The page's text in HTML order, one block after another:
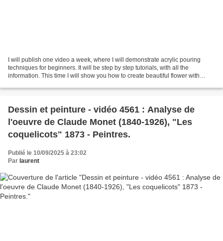
I will publish one video a week, where I will demonstrate acrylic pouring
techniques for beginners. It will be step by step tutorials, with all the
information. This time I will show you how to create beautiful flower with
Dessin et peinture - vidéo 4561 : Analyse de
l'oeuvre de Claude Monet (1840-1926), "Les
coquelicots" 1873 - Peintres.
Publié le 10/09/2025 à 23:02
Par laurent